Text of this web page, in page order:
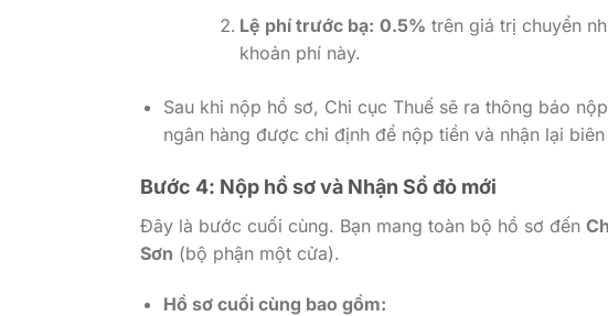
Lệ phí trước bạ: 0.5% trên giá trị chuyển
khoản phí này.
Sau khi nộp hồ sơ, Chi cục Thuế sẽ ra thông báo
ngân hàng được chỉ định để nộp tiền và nhận lại
Bước 4: Nộp hồ sơ và Nhận Sổ đỏ mới
Đây là bước cuối cùng. Bạn mang toàn bộ hồ sơ đến
Sơn (bộ phận một cửa).
Hồ sơ cuối cùng bao gồm: